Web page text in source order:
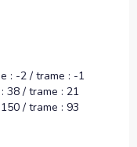
: -2 / trame : -1
38 / trame : 21
/ trame : 93